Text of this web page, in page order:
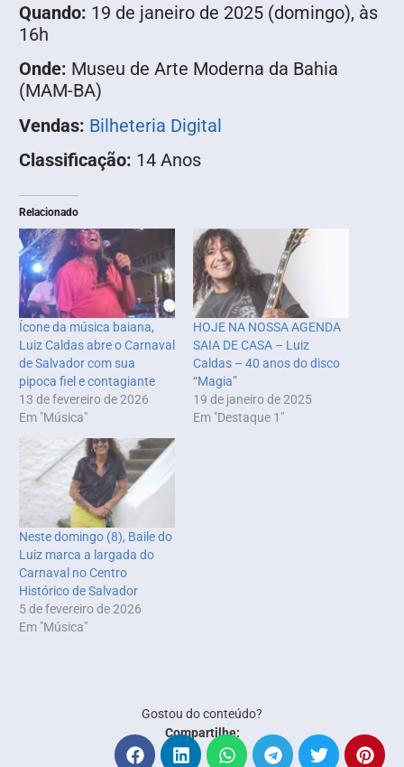
Quando: 19 de janeiro de 2025 (domingo), às
16h
Onde: Museu de Arte Moderna da Bahia
(MAM-BA)
Vendas: Bilheteria Digital
Classificação: 14 Anos
Relacionado
Ícone da música baiana,
Luiz Caldas abre o Carnaval
de Salvador com sua
pipoca fiel e contagiante
13 de fevereiro de 2026
Em "Música"
HOJE NA NOSSA AGENDA
SAIA DE CASA – Luiz
Caldas – 40 anos do disco
“Magia”
19 de janeiro de 2025
Em "Destaque 1"
Neste domingo (8), Baile do
Luiz marca a largada do
Carnaval no Centro
Histórico de Salvador
5 de fevereiro de 2026
Em "Música"
Gostou do conteúdo?
Compartilhe: